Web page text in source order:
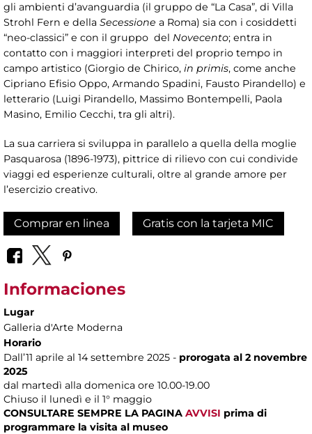
gli ambienti d’avanguardia (il gruppo de “La Casa”, di Villa
Strohl Fern e della Secessione a Roma) sia con i cosiddetti
“neo-classici” e con il gruppo del Novecento; entra in
contatto con i maggiori interpreti del proprio tempo in
campo artistico (Giorgio de Chirico, in primis, come anche
Cipriano Efisio Oppo, Armando Spadini, Fausto Pirandello) e
letterario (Luigi Pirandello, Massimo Bontempelli, Paola
Masino, Emilio Cecchi, tra gli altri).
La sua carriera si sviluppa in parallelo a quella della moglie
Pasquarosa (1896-1973), pittrice di rilievo con cui condivide
viaggi ed esperienze culturali, oltre al grande amore per
l’esercizio creativo.
Comprar en linea Gratis con la tarjeta MIC
Informaciones
Lugar
Galleria d'Arte Moderna
Horario
Dall’11 aprile al 14 settembre 2025 - prorogata al 2 novembre
2025
dal martedì alla domenica ore 10.00-19.00
Chiuso il lunedì e il 1° maggio
CONSULTARE SEMPRE LA PAGINA AVVISI prima di
programmare la visita al museo